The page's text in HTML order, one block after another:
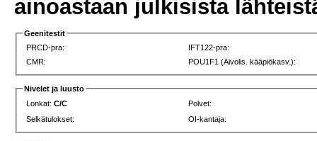
ainoastaan julkisista
Geenitestit
PRCD-pra:
IFT122-pra:
CMR:
POU1F1 (Aivolis. kääpiökasv.):
Nivelet ja luusto
Lonkat:C/C
Polvet:
Selkätulokset:
OI-kantaja: